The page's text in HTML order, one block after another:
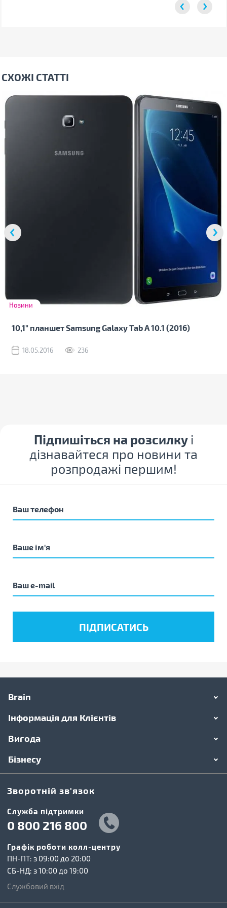
СХОЖІ СТАТТІ
Новини
10,1" планшет Samsung Galaxy Tab A 10.1 (2016)
18.05.2016 236
Підпишіться на розсилку і
дізнавайтеся про новини та
розпродажі першим!
Brain
Інформація для Клієнтів
Вигода
Бізнесу
Зворотній зв'язок
Cлужба підтримки
0 800 216 800
Графік роботи колл-центру
ПН-ПТ: з 09:00 до 20:00
СБ-НД: з 10:00 до 19:00
Службовий вхід